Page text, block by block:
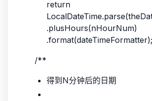
return
.plusHours(nHourNum)
/**
得到N分钟后的日期